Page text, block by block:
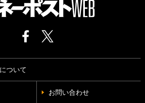
ついて
お問い合わせ